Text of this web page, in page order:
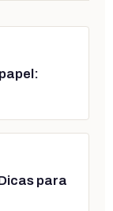
para